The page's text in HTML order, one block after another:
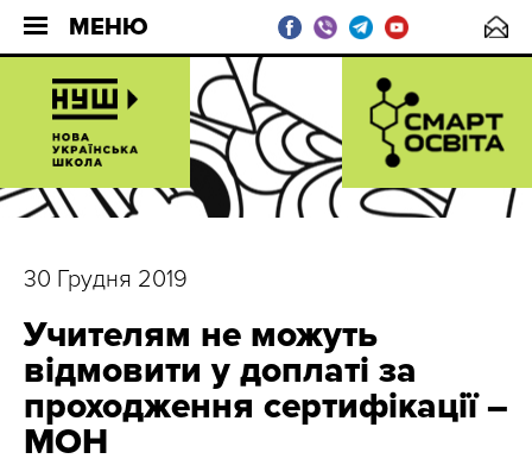
МЕНЮ
30 Грудня 2019
Учителям не можуть
відмовити у доплаті за
проходження сертифікації –
МОН